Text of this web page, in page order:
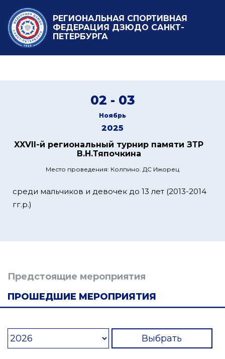
РЕГИОНАЛЬНАЯ СПОРТИВНАЯ
ФЕДЕРАЦИЯ ДЗЮДО САНКТ-
ПЕТЕРБУРГА
02 - 03
Ноябрь
2025
XXVII-й региональный турнир памяти ЗТР
В.Н.Тяпочкина
Место проведения: Колпино. ДС Ижорец
среди мальчиков и девочек до 13 лет (2013-2014
гг.р.)
Предстоящие мероприятия
ПРОШЕДШИЕ МЕРОПРИЯТИЯ
Выбрать